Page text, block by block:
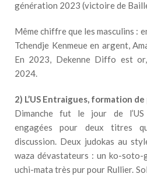
génération 2023 (victoire de
Même chiffre que les masculins :
Tchendje Kenmeue en argent,
En 2023, Dekenne Diffo est or,
2024.
2) L’US Entraigues, formation
Dimanche fut le jour de l’US
engagées pour deux titres
discussion. Deux judokas au
waza dévastateurs : un ko-
uchi-mata très pur pour Rullier.